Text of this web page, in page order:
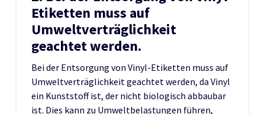
Etiketten muss auf
Umweltverträglichkeit
geachtet werden.
Bei der Entsorgung von Vinyl-Etiketten muss auf
Umweltverträglichkeit geachtet werden, da Vinyl
ein Kunststoff ist, der nicht biologisch abbaubar
ist. Dies kann zu Umweltbelastungen führen,